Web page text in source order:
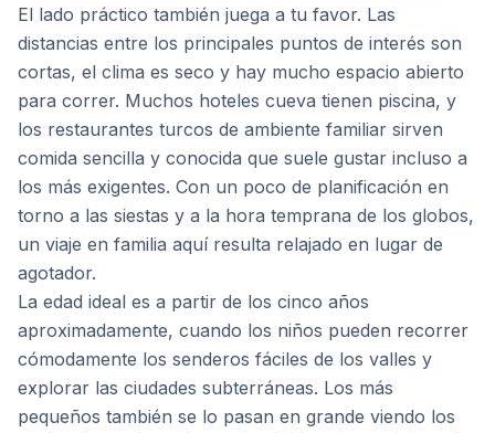
El lado práctico también juega a tu favor. Las
distancias entre los principales puntos de interés son
cortas, el clima es seco y hay mucho espacio abierto
para correr. Muchos hoteles cueva tienen piscina, y
los restaurantes turcos de ambiente familiar sirven
comida sencilla y conocida que suele gustar incluso a
los más exigentes. Con un poco de planificación en
torno a las siestas y a la hora temprana de los globos,
un viaje en familia aquí resulta relajado en lugar de
agotador.
La edad ideal es a partir de los cinco años
aproximadamente, cuando los niños pueden recorrer
cómodamente los senderos fáciles de los valles y
explorar las ciudades subterráneas. Los más
pequeños también se lo pasan en grande viendo los